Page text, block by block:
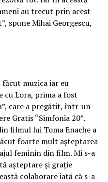
au trecut prin acest
spune Mihai Georgescu,
făcut muzica iar eu
cu Lora, prima a fost
care a pregătit, într-un
Gratis “Simfonia 20”.
filmul lui Toma Enache a
foarte mult așteptarea
feminin din film. Mi s-a
așteptare și grație
colaborare iată că s-a